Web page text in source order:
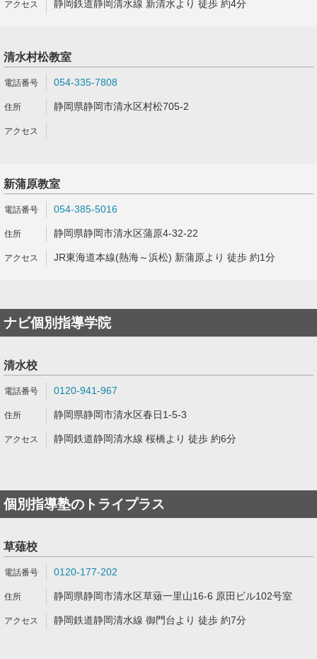
静岡鉄道静岡清水線 新清水より 徒歩 約4分
清水村松教室
054-335-7808
静岡県静岡市清水区村松705-2
新蒲原教室
054-385-5016
静岡県静岡市清水区蒲原4-32-22
JR東海道本線(熱海～浜松) 新蒲原より 徒歩 約1分
ナビ個別指導学院
清水校
0120-941-967
静岡県静岡市清水区春日1-5-3
静岡鉄道静岡清水線 桜橋より 徒歩 約6分
個別指導塾のトライプラス
草薙校
0120-177-202
静岡県静岡市清水区草薙一里山16-6 原田ビル102号室
静岡鉄道静岡清水線 御門台より 徒歩 約7分